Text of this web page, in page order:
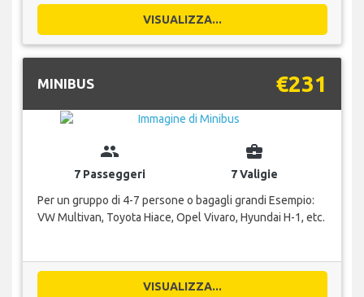
VISUALIZZA...
MINIBUS €231
group
7 Passeggeri
business_center
7 Valigie
Per un gruppo di 4-7 persone o bagagli grandi Esempio:
VW Multivan, Toyota Hiace, Opel Vivaro, Hyundai H-1, etc.
VISUALIZZA...